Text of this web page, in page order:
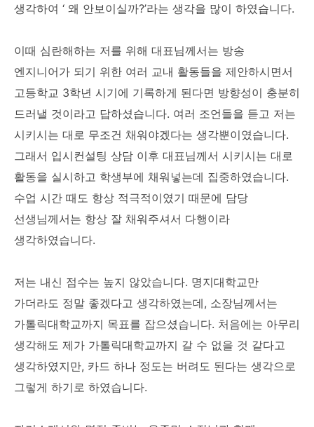
생각하여 ‘ 왜 안보이실까?’라는 생각을 많이 하였습니다.
이때 심란해하는 저를 위해 대표님께서는 방송
엔지니어가 되기 위한 여러 교내 활동들을 제안하시면서
고등학교 3학년 시기에 기록하게 된다면 방향성이 충분히
드러낼 것이라고 답하셨습니다. 여러 조언들을 듣고 저는
시키시는 대로 무조건 채워야겠다는 생각뿐이였습니다.
그래서 입시컨설팅 상담 이후 대표님께서 시키시는 대로
활동을 실시하고 학생부에 채워넣는데 집중하였습니다.
수업 시간 때도 항상 적극적이였기 때문에 담당
선생님께서는 항상 잘 채워주셔서 다행이라
생각하였습니다.
저는 내신 점수는 높지 않았습니다. 명지대학교만
가더라도 정말 좋겠다고 생각하였는데, 소장님께서는
가톨릭대학교까지 목표를 잡으셨습니다. 처음에는 아무리
생각해도 제가 가톨릭대학교까지 갈 수 없을 것 같다고
생각하였지만, 카드 하나 정도는 버려도 된다는 생각으로
그렇게 하기로 하였습니다.